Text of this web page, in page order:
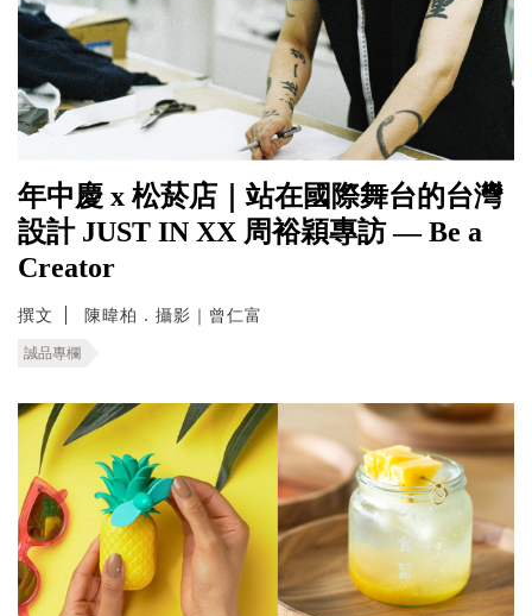
年中慶 x 松菸店｜站在國際舞台的台灣
設計 JUST IN XX 周裕穎專訪 — Be a
Creator
撰文 陳暐柏．攝影｜曾仁富
誠品專欄